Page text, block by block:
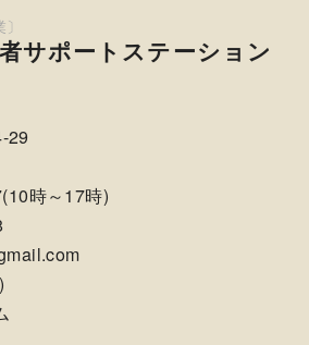
サポートステーション
29
時～17時)
)